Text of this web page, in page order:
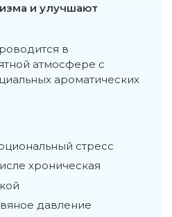
и улучшают
в
атмосфере с
ароматических
стресс
хроническая
давление